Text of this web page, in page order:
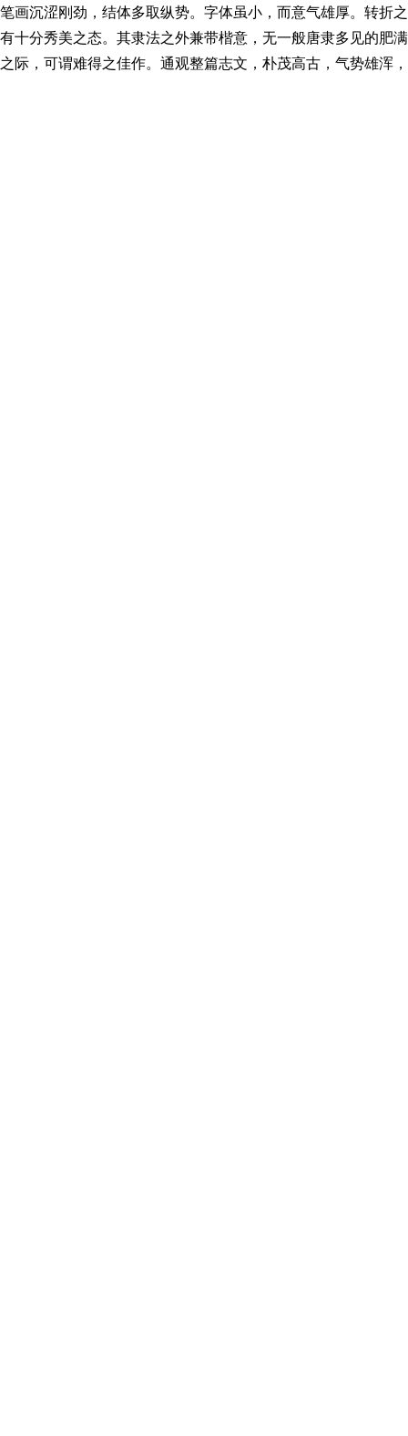
笔画沉涩刚劲，结体多取纵势。字体虽小，而意气雄厚。转折
有十分秀美之态。其隶法之外兼带楷意，无一般唐隶多见的肥
之际，可谓难得之佳作。通观整篇志文，朴茂高古，气势雄浑